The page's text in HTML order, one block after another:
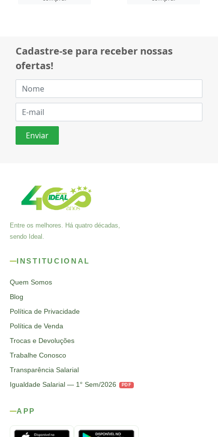
Cadastre-se para receber nossas
ofertas!
Entre os melhores. Há quatro décadas,
sendo Ideal.
INSTITUCIONAL
Quem Somos
Blog
Política de Privacidade
Política de Venda
Trocas e Devoluções
Trabalhe Conosco
Transparência Salarial
Igualdade Salarial — 1° Sem/2026
PDF
APP